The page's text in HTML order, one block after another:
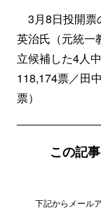
3月8日投開票
英治氏（元統一
立候補した4人
118,174票／田
票）
この記
下記からメール